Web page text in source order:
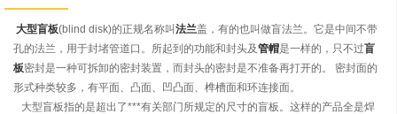
大型盲板(blind disk)的正规名称叫法兰盖，有的也叫做盲法兰。它是中间不带
孔的法兰，用于封堵管道口。所起到的功能和封头及管帽是一样的，只不过盲
板密封是一种可拆卸的密封装置，而封头的密封是不准备再打开的。 密封面的
形式种类较多，有平面、凸面、凹凸面、榫槽面和环连接面。
大型盲板指的是超出了***有关部门所规定的尺寸的盲板。这样的产品全是焊